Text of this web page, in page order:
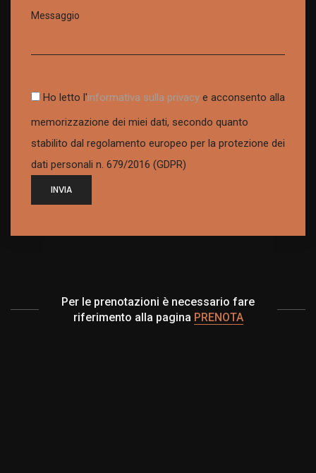
Ho letto l'informativa sulla privacy e acconsento alla
memorizzazione dei miei dati, secondo quanto
stabilito dal regolamento europeo per la protezione dei
dati personali n. 679/2016 (GDPR)
INVIA
Per le prenotazioni è necessario fare
riferimento alla pagina PRENOTA